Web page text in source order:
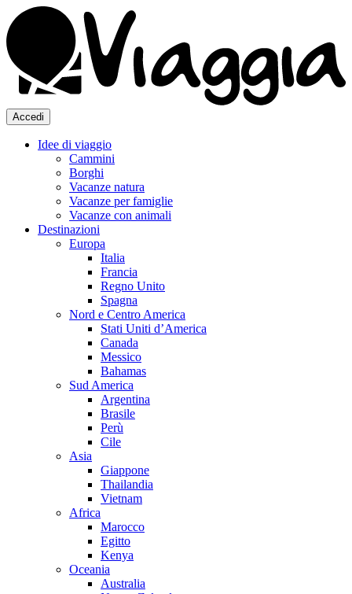
Accedi
Idee di viaggio
Cammini
Borghi
Vacanze natura
Vacanze per famiglie
Vacanze con animali
Destinazioni
Europa
Italia
Francia
Regno Unito
Spagna
Nord e Centro America
Stati Uniti d’America
Canada
Messico
Bahamas
Sud America
Argentina
Brasile
Perù
Cile
Asia
Giappone
Thailandia
Vietnam
Africa
Marocco
Egitto
Kenya
Oceania
Australia